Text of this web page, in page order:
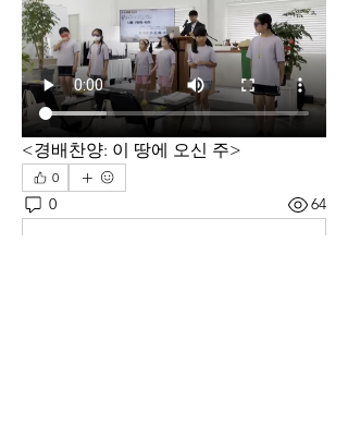
<경배찬양: 이 땅에 오신 주>
0
0 64